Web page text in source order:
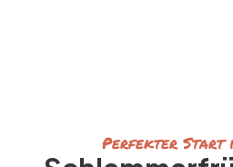
Perfekter Start